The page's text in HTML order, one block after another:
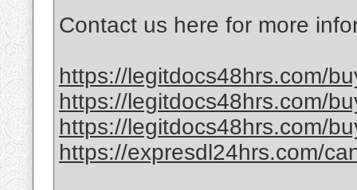
Contact us here for more
https://legitdocs48hrs.com/
https://legitdocs48hrs.com/
https://legitdocs48hrs.com/
https://expresdl24hrs.com/